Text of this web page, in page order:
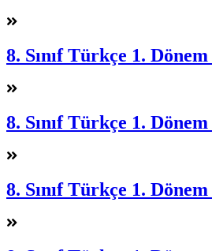
8. Sınıf Türkçe 1.
8. Sınıf Türkçe 1.
8. Sınıf Türkçe 1. Dönem